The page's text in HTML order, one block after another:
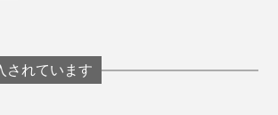
されています